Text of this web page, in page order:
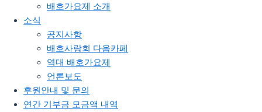
배호가요제 소개
소식
공지사항
배호사랑회 다음카페
역대 배호가요제
언론보도
후원안내 및 문의
연간 기부금 모금액 내역